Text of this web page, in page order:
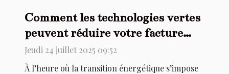
Comment les technologies vertes
peuvent réduire votre facture
énergétique ?
Jeudi 24 juillet 2025 09:52
À l’heure où la transition énergétique s’impose